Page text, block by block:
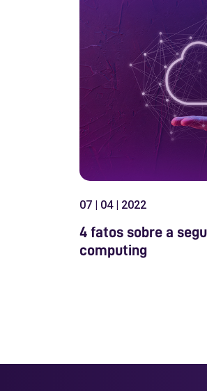
07 | 04 | 2022
4 fatos sobre a
computing